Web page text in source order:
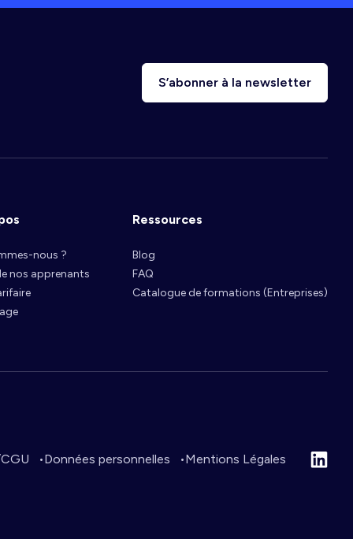
S’abonner à la newsletter
nous ?
nos apprenants
Ressources
Blog
FAQ
Catalogue de formations (Entreprises)
Données personnelles Mentions Légales